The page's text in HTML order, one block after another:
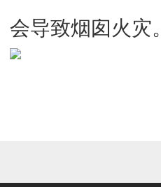
会导致烟囱火灾。